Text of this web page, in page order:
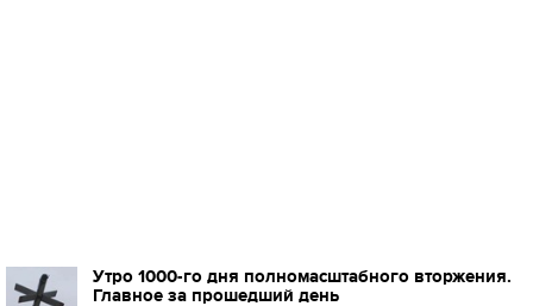
Утро 1000-го дня полномасштабного вторжения.
Главное за прошедший день